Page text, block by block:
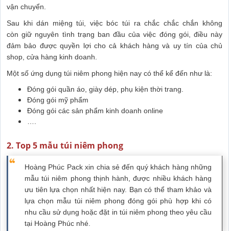
vận chuyển.
Sau khi dán miệng túi, việc bóc túi ra chắc chắc chắn không
còn giữ nguyên tình trạng ban đầu của việc đóng gói, điều này
đảm bảo được quyền lợi cho cả khách hàng và uy tín của chủ
shop, cửa hàng kinh doanh.
Một số ứng dụng túi niêm phong hiện nay có thể kể đến như là:
Đóng gói quần áo, giày dép, phụ kiện thời trang.
Đóng gói mỹ phẩm
Đóng gói các sản phẩm kinh doanh online
2. Top 5 mẫu túi niêm phong
Hoàng Phúc Pack xin chia sẻ đến quý khách hàng những
mẫu túi niêm phong thịnh hành, được nhiều khách hàng
ưu tiên lựa chọn nhất hiện nay. Bạn có thể tham khảo và
lựa chọn mẫu túi niêm phong đóng gói phù hợp khi có
nhu cầu sử dụng hoặc đặt in túi niêm phong theo yêu cầu
tại Hoàng Phúc nhé.